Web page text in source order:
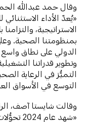
وقال حمد عبدالله
الاستراتيجية،
بمنظومتنا الصحية.
الدولي على نطاق
وتطوير قدراتنا
التميُّز في الرعاية
التوسع في الأسواق
وقالت شايستا آصف،
«شهد عام